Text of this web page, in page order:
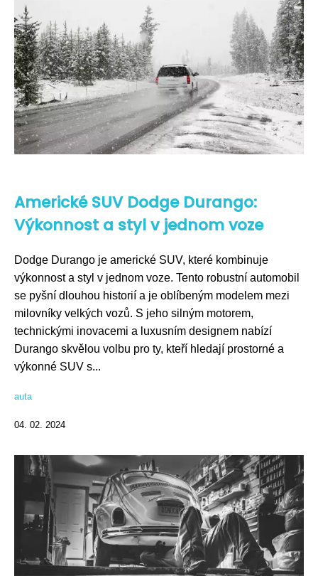
Americké SUV Dodge Durango:
Výkonnost a styl v jednom voze
Dodge Durango je americké SUV, které kombinuje
výkonnost a styl v jednom voze. Tento robustní automobil
se pyšní dlouhou historií a je oblíbeným modelem mezi
milovníky velkých vozů. S jeho silným motorem,
technickými inovacemi a luxusním designem nabízí
Durango skvělou volbu pro ty, kteří hledají prostorné a
výkonné SUV s...
auta
04. 02. 2024